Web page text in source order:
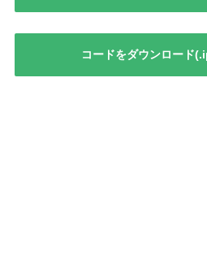
コードをダウンロード